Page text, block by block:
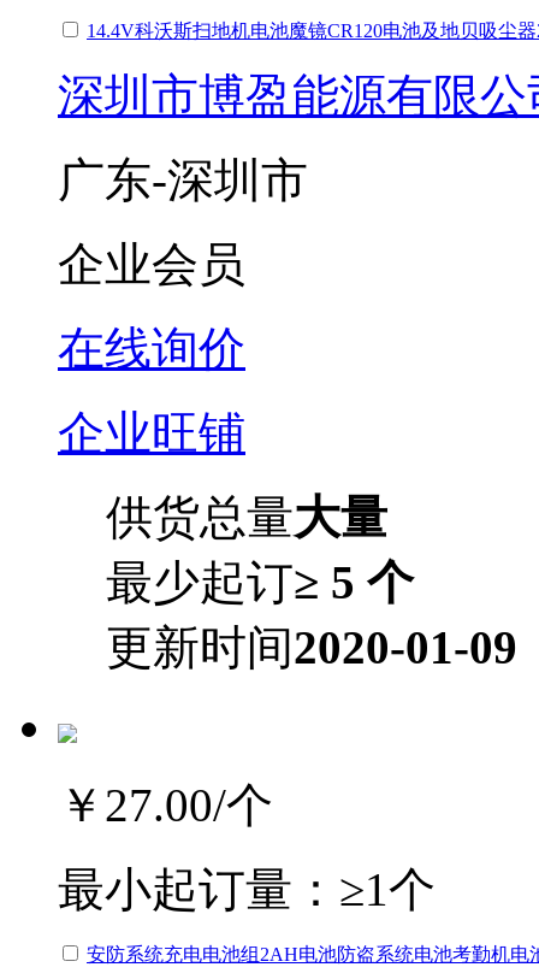
14.4V科沃斯扫地机电池魔镜CR120电池及地贝吸尘
深圳市博盈能源有限公
广东-深圳市
企业会员
在线询价
企业旺铺
供货总量大量
最少起订≥ 5 个
更新时间2020-01-09
￥27.00/个
最小起订量： ≥1个
安防系统充电电池组2AH电池防盗系统电池考勤机电